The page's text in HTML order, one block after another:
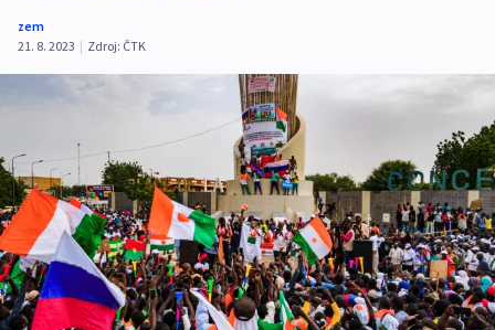
zem
21. 8. 2023 | Zdroj: ČTK